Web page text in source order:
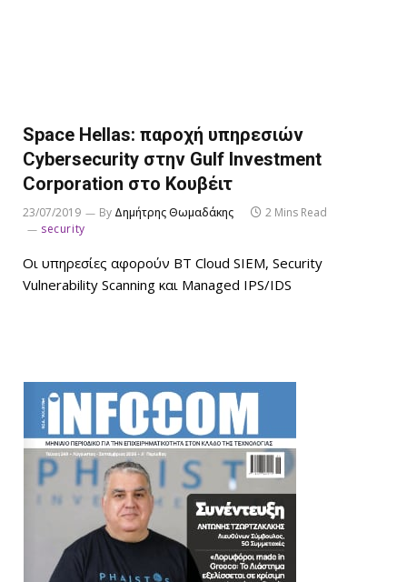
Space Hellas: παροχή υπηρεσιών
Cybersecurity στην Gulf Investment
Corporation στο Κουβέιτ
23/07/2019 By Δημήτρης Θωμαδάκης
2 Mins Read
security
Οι υπηρεσίες αφορούν BT Cloud SIEM, Security
Vulnerability Scanning και Managed IPS/IDS